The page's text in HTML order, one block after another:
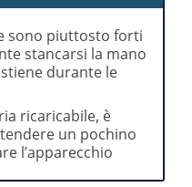
sono piuttosto forti
stancarsi la mano
durante le
ricaricabile, è
un pochino
l’apparecchio